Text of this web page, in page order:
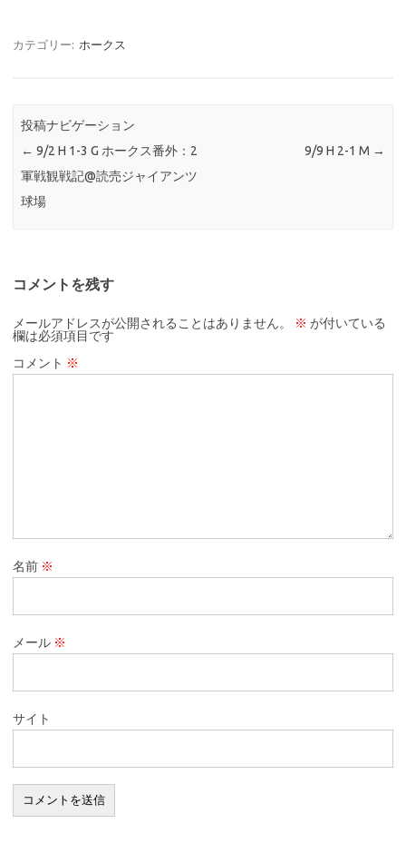
カテゴリー: ホークス
投稿ナビゲーション
← 9/2 H 1-3 G ホークス番外：2
軍戦観戦記@読売ジャイアンツ
球場
9/9 H 2-1 M →
コメントを残す
メールアドレスが公開されることはありません。 ※ が付いている
欄は必須項目です
コメント ※
名前 ※
メール ※
サイト